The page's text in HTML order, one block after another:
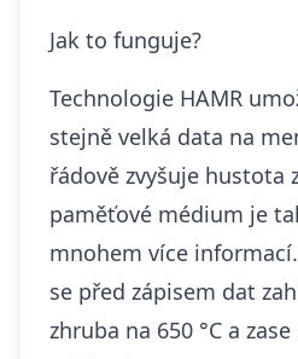
Jak to funguje?
Technologie HAMR
stejně velká data na
řádově zvyšuje hustota
paměťové médium je
mnohem více
se před zápisem dat
zhruba na 650 °C a